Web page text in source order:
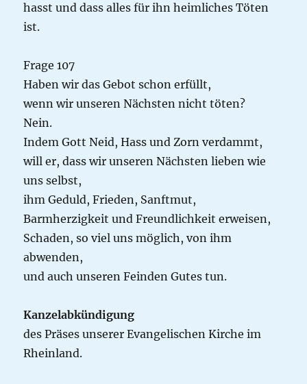
hasst und dass alles für ihn heimliches Töten
ist.
Frage 107
Haben wir das Gebot schon erfüllt,
wenn wir unseren Nächsten nicht töten?
Nein.
Indem Gott Neid, Hass und Zorn verdammt,
will er, dass wir unseren Nächsten lieben wie
uns selbst,
ihm Geduld, Frieden, Sanftmut,
Barmherzigkeit und Freundlichkeit erweisen,
Schaden, so viel uns möglich, von ihm
abwenden,
und auch unseren Feinden Gutes tun.
Kanzelabkündigung
des Präses unserer Evangelischen Kirche im
Rheinland.